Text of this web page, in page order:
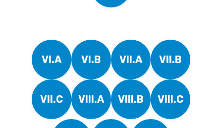
VI.A VI.B VII.A VII.B
VII.C VIII.A VIII.B VIII.C